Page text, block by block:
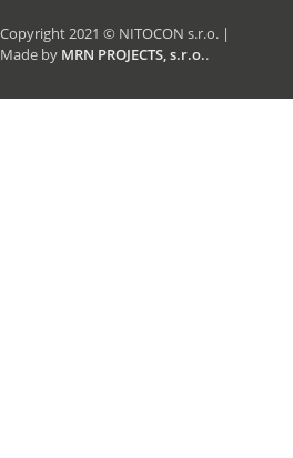
Copyright 2021 © NITOCON s.r.o. |
Made by MRN PROJECTS, s.r.o..